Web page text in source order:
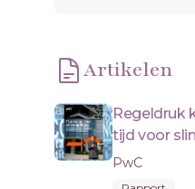
Artikelen
Regeldruk
tijd voor
PwC